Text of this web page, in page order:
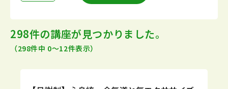
298件の講座が見つかりました。
（298件中 0〜12件表示）